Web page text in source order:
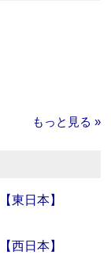
もっと見る »
日本】
日本】